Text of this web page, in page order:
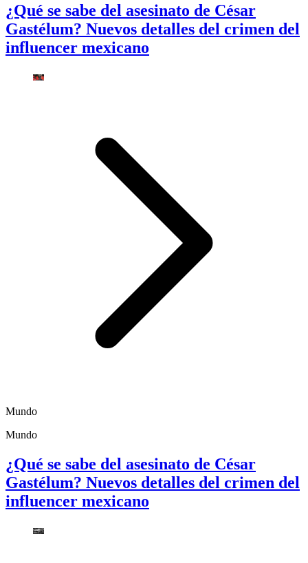
¿Qué se sabe del asesinato de César
Gastélum? Nuevos detalles del crimen del
influencer mexicano
Mundo
Mundo
¿Qué se sabe del asesinato de César
Gastélum? Nuevos detalles del crimen del
influencer mexicano